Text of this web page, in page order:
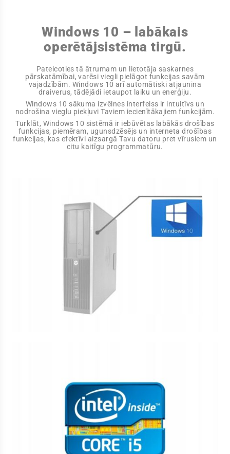
Windows 10 – labākais
operētājsistēma tirgū.
Pateicoties tā ātrumam un lietotāja saskarnes
pārskatāmībai, varēsi viegli pielāgot funkcijas savām
vajadzībām. Windows 10 arī automātiski atjaunina
draiverus, tādējādi ietaupot laiku un enerģiju.
Windows 10 sākuma izvēlnes interfeiss ir intuitīvs un
nodrošina vieglu piekļuvi Taviem iecienītākajiem funkcijām.
Turklāt, Windows 10 sistēmā ir iebūvētas labākās drošības
funkcijas, piemēram, ugunsdzēsējs un interneta drošības
funkcijas, kas efektīvi aizsargā Tavu datoru pret vīrusiem un
citu kaitīgu programmatūru.